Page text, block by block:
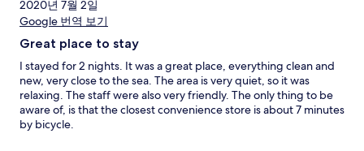
후
기
2020년 7월 2일
Google 번역 보기
Great place to stay
I stayed for 2 nights. It was a great place, everything clean and
new, very close to the sea. The area is very quiet, so it was
relaxing. The staff were also very friendly. The only thing to be
aware of, is that the closest convenience store is about 7 minutes
by bicycle.